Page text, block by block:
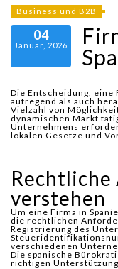
Business und B2B
04
Januar, 2026
Die Entscheidung, eine
aufregend als auch
Vielzahl von
dynamischen Markt
Unternehmens
lokalen Gesetze und
verstehen
Um eine Firma in
die rechtlichen
Registrierung des
verschiedenen
Die spanische
richtigen